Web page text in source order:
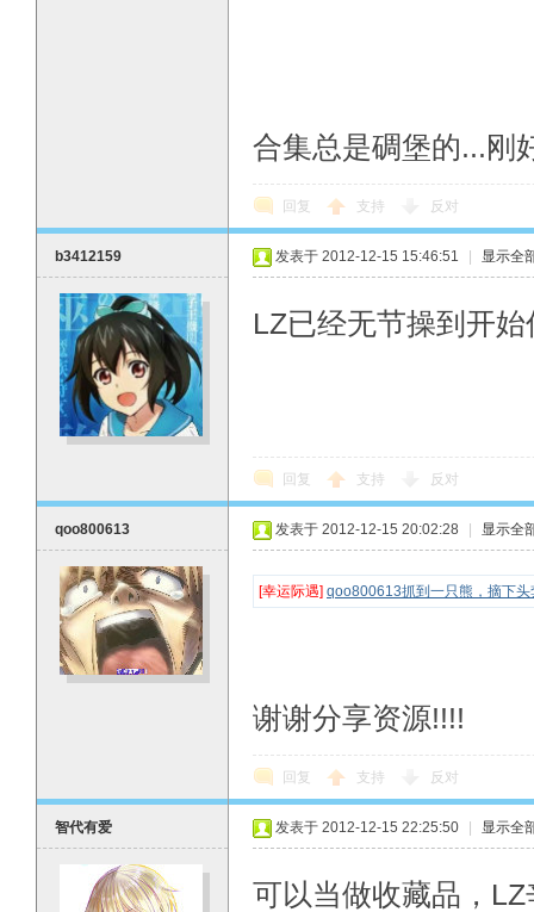
合集总是碉堡的...刚
回复 支持 反对
b3412159 发表于 2012-12-15 15:46:51 显示全
LZ已经无节操到开
回复 支持 反对
qoo800613 发表于 2012-12-15 20:02:28 显示全
[幸运际遇] qoo800613抓到一只熊，摘下
谢谢分享资源!!!!
回复 支持 反对
智代有爱 发表于 2012-12-15 22:25:50 显示全
可以当做收藏品，LZ